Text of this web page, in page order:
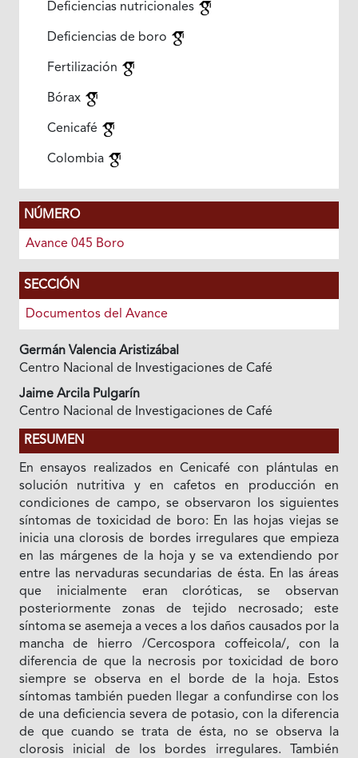
Deficiencias nutricionales
Deficiencias de boro
Fertilización
Bórax
Cenicafé
Colombia
NÚMERO
Avance 045 Boro
SECCIÓN
Documentos del Avance
Germán Valencia Aristizábal
Centro Nacional de Investigaciones de Café
Jaime Arcila Pulgarín
Centro Nacional de Investigaciones de Café
RESUMEN
En ensayos realizados en Cenicafé con plántulas en
solución nutritiva y en cafetos en producción en
condiciones de campo, se observaron los siguientes
síntomas de toxicidad de boro: En las hojas viejas se
inicia una clorosis de bordes irregulares que empieza
en las márgenes de la hoja y se va extendiendo por
entre las nervaduras secundarias de ésta. En las áreas
que inicialmente eran cloróticas, se observan
posteriormente zonas de tejido necrosado; este
síntoma se asemeja a veces a los daños causados por la
mancha de hierro /Cercospora coffeicola/, con la
diferencia de que la necrosis por toxicidad de boro
siempre se observa en el borde de la hoja. Estos
síntomas también pueden llegar a confundirse con los
de una deficiencia severa de potasio, con la diferencia
de que cuando se trata de ésta, no se observa la
clorosis inicial de los bordes irregulares. También